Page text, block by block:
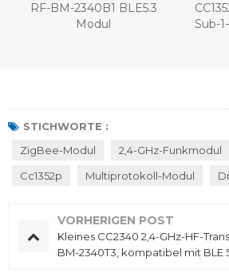
RF-BM-2340B1 BLE5.3
Modul
Sub-
STICHWORTE :
ZigBee-Modul
2,4-GHz-Funkmodul
Cc1352p
Multiprotokoll-Modul
VORHERIGEN POST
Kleines CC2340 2,4-GHz-HF-
BM-2340T3, kompatibel mit BLE